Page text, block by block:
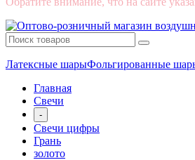
Латексные шарыФольгированные
Главная
Свечи
-
Свечи цифры
Грань
золото